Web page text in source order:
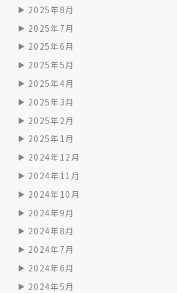
2025年8月
2025年7月
2025年6月
2025年5月
2025年4月
2025年3月
2025年2月
2025年1月
2024年12月
2024年11月
2024年10月
2024年9月
2024年8月
2024年7月
2024年6月
2024年5月